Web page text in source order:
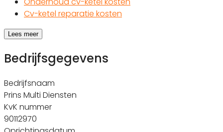
Cv-ketel reparatie kosten
Lees meer
Bedrijfsgegevens
Bedrijfsnaam
Prins Multi Diensten
KvK nummer
90112970